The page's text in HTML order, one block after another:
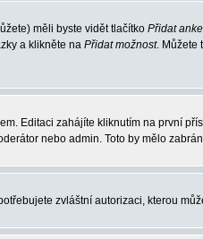
měli byste vidět tlačítko Přidat
a klikněte na Přidat možnost. Můžete
Editaci zahájíte kliknutím na první
nebo admin. Toto by mělo
zvláštní autorizaci, kterou